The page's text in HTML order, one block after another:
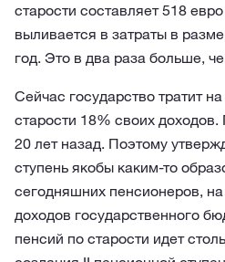
старости составляет 518
выливается в затраты в
год. Это в два раза больше,
Сейчас государство тратит
старости 18% своих доходов.
20 лет назад. Поэтому
ступень якобы каким-то
сегодняшних пенсионеров,
доходов государственного
пенсий по старости идет